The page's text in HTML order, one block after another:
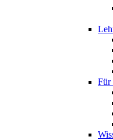
Für